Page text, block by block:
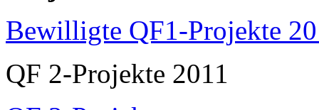
Bewilligte QF1-Projekte
QF 2-Projekte 2011